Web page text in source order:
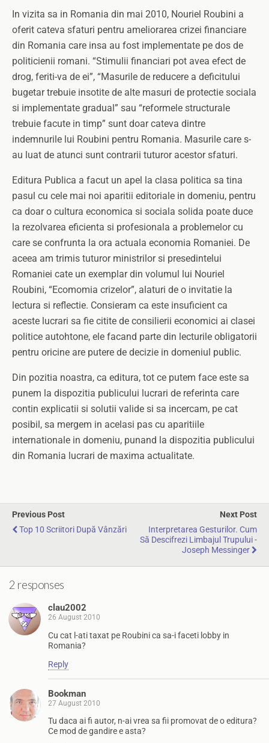
In vizita sa in Romania din mai 2010, Nouriel Roubini a
oferit cateva sfaturi pentru ameliorarea crizei financiare
din Romania care insa au fost implementate pe dos de
politicienii romani. “Stimulii financiari pot avea efect de
drog, feriti-va de ei”, “Masurile de reducere a deficitului
bugetar trebuie insotite de alte masuri de protectie sociala
si implementate gradual” sau “reformele structurale
trebuie facute in timp” sunt doar cateva dintre
indemnurile lui Roubini pentru Romania. Masurile care s-
au luat de atunci sunt contrarii tuturor acestor sfaturi.
Editura Publica a facut un apel la clasa politica sa tina
pasul cu cele mai noi aparitii editoriale in domeniu, pentru
ca doar o cultura economica si sociala solida poate duce
la rezolvarea eficienta si profesionala a problemelor cu
care se confrunta la ora actuala economia Romaniei. De
aceea am trimis tuturor ministrilor si presedintelui
Romaniei cate un exemplar din volumul lui Nouriel
Roubini, “Ecomomia crizelor”, alaturi de o invitatie la
lectura si reflectie. Consieram ca este insuficient ca
aceste lucrari sa fie citite de consilierii economici ai clasei
politice autohtone, ele facand parte din lecturile obligatorii
pentru oricine are putere de decizie in domeniul public.
Din pozitia noastra, ca editura, tot ce putem face este sa
punem la dispozitia publicului lucrari de referinta care
contin explicatii si solutii valide si sa incercam, pe cat
posibil, sa mergem in acelasi pas cu aparitiile
internationale in domeniu, punand la dispozitia publicului
din Romania lucrari de maxima actualitate.
Previous Post
Top 10 Scriitori După Vânzări
Next Post
Interpretarea Gesturilor. Cum
Să Descifrezi Limbajul Trupului -
Joseph Messinger
2 responses
clau2002
26 August 2010
Cu cat l-ati taxat pe Roubini ca sa-i faceti lobby in
Romania?
Reply
Bookman
27 August 2010
Tu daca ai fi autor, n-ai vrea sa fii promovat de o editura?
Ce mod de gandire e asta?